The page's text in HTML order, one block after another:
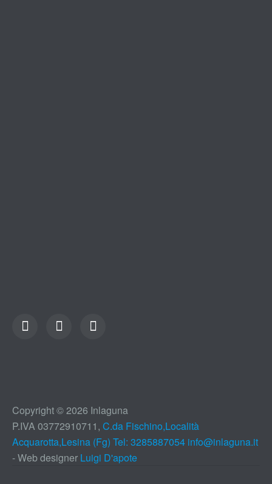
Copyright © 2026 Inlaguna
P.IVA 03772910711, C.da Fischino,Località
Acquarotta,Lesina (Fg) Tel: 3285887054 info@inlaguna.it
- Web designer Luigi D'apote